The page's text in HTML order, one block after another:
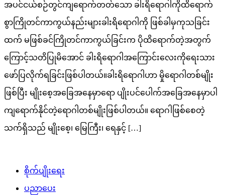
အပင်ငယ်စဉ်တွင်ကျရောက်တတ်သော ခါးရိရောဂါကိုထိရောက်
စွာကြိုတင်ကာကွယ်နည်းများခါးရိရောဂါကို ဖြစ်ခါမှကုသခြင်း
ထက် မဖြစ်ခင်ကြိုတင်ကာကွယ်ခြင်းက ပိုထိရောက်တဲ့အတွက်
ကြောင့်သတိပြုမိအောင် ခါးရိရောဂါအကြောင်းလေးကိုရေးသား
ဖော်ပြလိုက်ရခြင်းဖြစ်ပါတယ်။ခါးရိရောဂါဟာ မှိုရောဂါတစ်မျိုး
ဖြစ်ပြီး မျိုးစေ့အခြေအနေမှာရော ပျိုးပင်ပေါက်အခြေအနေမှာပါ
ကျရောက်နိုင်တဲ့ရောဂါတစ်မျိုးဖြစ်ပါတယ်။ ရောဂါဖြစ်စေတဲ့
သက်ရှိသည် မျိုးစေ့၊ မြေကြီး၊ ရေနှင့် […]
စိုက်ပျိုးရေး
ပညာပေး